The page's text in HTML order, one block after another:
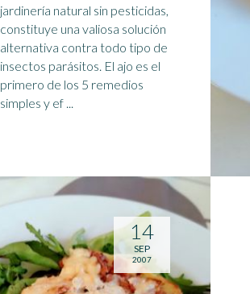
jardinería natural sin pesticidas,
constituye una valiosa solución
alternativa contra todo tipo de
insectos parásitos. El ajo es el
primero de los 5 remedios
simples y ef ...
14
SEP
2007